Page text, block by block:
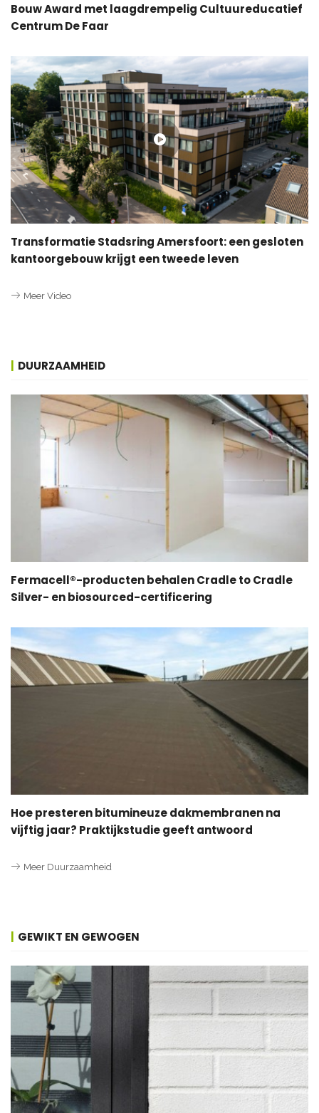
Bouw Award met laagdrempelig Cultuureducatief
Centrum De Faar
Transformatie Stadsring Amersfoort: een gesloten
kantoorgebouw krijgt een tweede leven
Meer Video
DUURZAAMHEID
Fermacell®-producten behalen Cradle to Cradle
Silver- en biosourced-certificering
Hoe presteren bitumineuze dakmembranen na
vijftig jaar? Praktijkstudie geeft antwoord
Meer Duurzaamheid
GEWIKT EN GEWOGEN